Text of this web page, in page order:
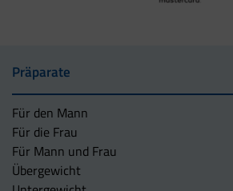
Präparate
Für den Mann
Für die Frau
Für Mann und Frau
Übergewicht